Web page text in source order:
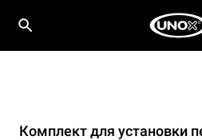
Комплект для установки